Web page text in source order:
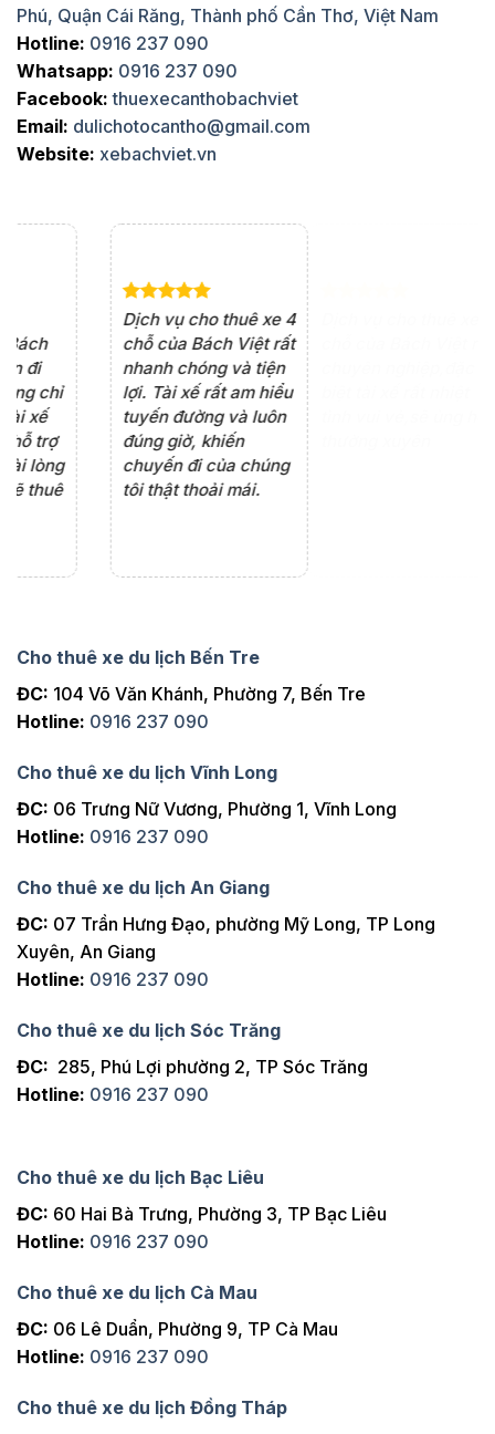
Phú, Quận Cái Răng, Thành phố Cần Thơ, Việt Nam
Hotline: 0916 237 090
Whatsapp: 0916 237 090
Facebook: thuexecanthobachviet
Email: dulichotocantho@gmail.com
Website: xebachviet.vn
Dịch vụ cho thuê xe 7
chỗ của Bách Việt rất
chuyên nghiệp,đặc
biệt tài xế rất nhiệt
tình vui vẻ,sẽ ủng hộ
thường xuyên
Lần đầu thuê xe 16
chỗ tại Bách Việt, tôi
rất hài lòng với chất
lượng xe và sự
chuyên nghiệp của
tài xế. Dịch vụ tận
tâm, chu đáo, sẽ tiếp
tục sử dụng trong
tương lai.
Cho thuê xe du lịch Bến Tre
ĐC: 104 Võ Văn Khánh, Phường 7, Bến Tre
Hotline: 0916 237 090
Cho thuê xe du lịch Vĩnh Long
ĐC: 06 Trưng Nữ Vương, Phường 1, Vĩnh Long
Hotline: 0916 237 090
Cho thuê xe du lịch An Giang
ĐC: 07 Trần Hưng Đạo, phường Mỹ Long, TP Long
Xuyên, An Giang
Hotline: 0916 237 090
Cho thuê xe du lịch Sóc Trăng
ĐC: 285, Phú Lợi phường 2, TP Sóc Trăng
Hotline: 0916 237 090
Cho thuê xe du lịch Bạc Liêu
ĐC: 60 Hai Bà Trưng, Phường 3, TP Bạc Liêu
Hotline: 0916 237 090
Cho thuê xe du lịch Cà Mau
ĐC: 06 Lê Duẩn, Phường 9, TP Cà Mau
Hotline: 0916 237 090
Cho thuê xe du lịch Đồng Tháp